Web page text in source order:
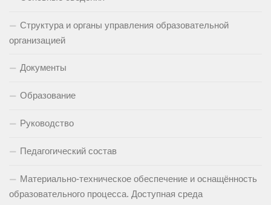
Структура и органы управления образовательной
организацией
Документы
Образование
Руководство
Педагогический состав
Материально-техническое обеспечение и оснащённость
образовательного процесса. Доступная среда